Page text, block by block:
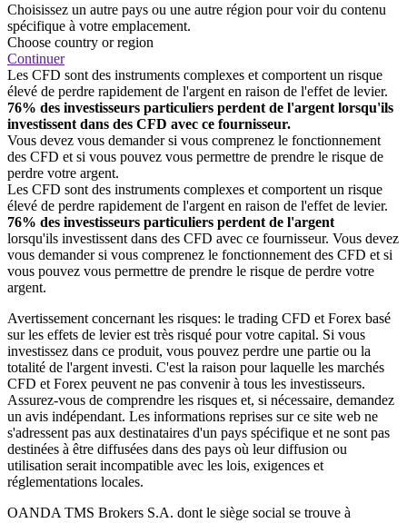
Choisissez un autre pays ou une autre région pour voir du contenu
spécifique à votre emplacement.
Choose country or region
Continuer
Les CFD sont des instruments complexes et comportent un risque
élevé de perdre rapidement de l'argent en raison de l'effet de levier.
76% des investisseurs particuliers perdent de l'argent lorsqu'ils
investissent dans des CFD avec ce fournisseur.
Vous devez vous demander si vous comprenez le fonctionnement
des CFD et si vous pouvez vous permettre de prendre le risque de
perdre votre argent.
Les CFD sont des instruments complexes et comportent un risque
élevé de perdre rapidement de l'argent en raison de l'effet de levier.
76% des investisseurs particuliers perdent de l'argent
lorsqu'ils investissent dans des CFD avec ce fournisseur. Vous devez
vous demander si vous comprenez le fonctionnement des CFD et si
vous pouvez vous permettre de prendre le risque de perdre votre
argent.
Avertissement concernant les risques: le trading CFD et Forex basé
sur les effets de levier est très risqué pour votre capital. Si vous
investissez dans ce produit, vous pouvez perdre une partie ou la
totalité de l'argent investi. C'est la raison pour laquelle les marchés
CFD et Forex peuvent ne pas convenir à tous les investisseurs.
Assurez-vous de comprendre les risques et, si nécessaire, demandez
un avis indépendant. Les informations reprises sur ce site web ne
s'adressent pas aux destinataires d'un pays spécifique et ne sont pas
destinées à être diffusées dans des pays où leur diffusion ou
utilisation serait incompatible avec les lois, exigences et
réglementations locales.
OANDA TMS Brokers S.A. dont le siège social se trouve à